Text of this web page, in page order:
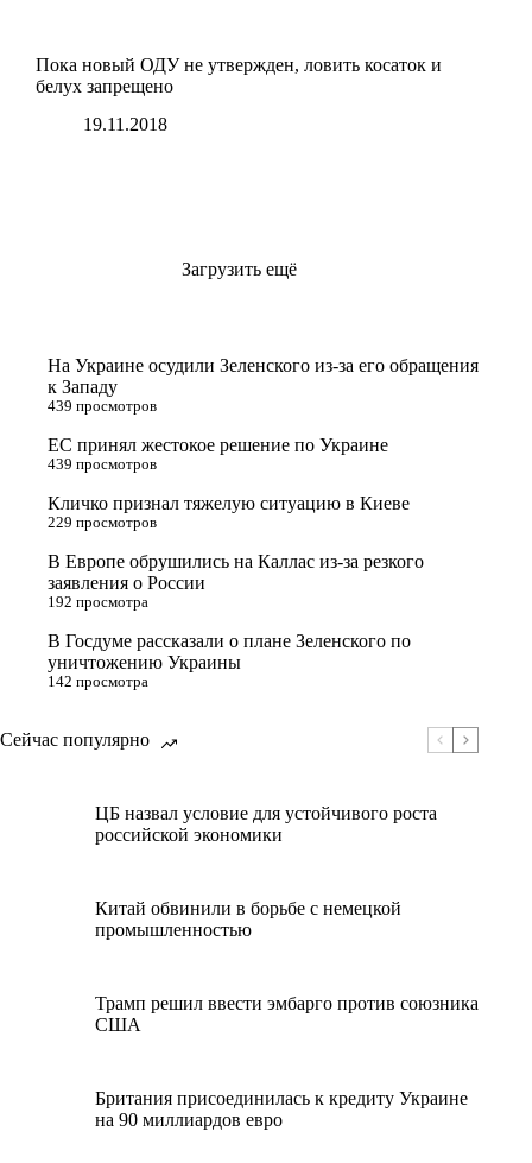
Пока новый ОДУ не утвержден, ловить косаток и
белух запрещено
19.11.2018
Загрузить ещё
На Украине осудили Зеленского из-за его обращения
к Западу
439 просмотров
ЕС принял жестокое решение по Украине
439 просмотров
Кличко признал тяжелую ситуацию в Киеве
229 просмотров
В Европе обрушились на Каллас из-за резкого
заявления о России
192 просмотра
В Госдуме рассказали о плане Зеленского по
уничтожению Украины
142 просмотра
Сейчас популярно
ЦБ назвал условие для устойчивого роста
российской экономики
Китай обвинили в борьбе с немецкой
промышленностью
Трамп решил ввести эмбарго против союзника
США
Британия присоединилась к кредиту Украине
на 90 миллиардов евро